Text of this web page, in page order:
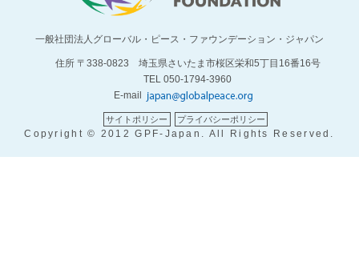
一般社団法人グローバル・ピース・ファウンデーション・ジャパン
住所 〒338-0823 埼玉県さいたま市桜区栄和5丁目16番16号
TEL 050-1794-3960
E-mail
サイトポリシー
プライバシーポリシー
Copyright © 2012 GPF-Japan. All Rights Reserved.